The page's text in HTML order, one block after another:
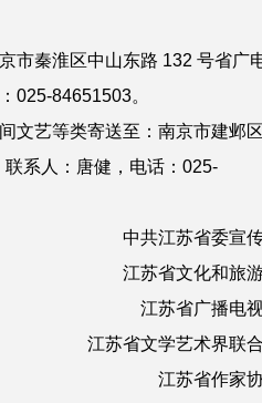
市秦淮区中山东路 132 号省广
025-84651503。
文艺等类寄送至：南京市建邺
系人：唐健，电话： 025-
中共江苏省委宣
江苏省文化和旅
江苏省广播电
江苏省文学艺术界联
江苏省作家